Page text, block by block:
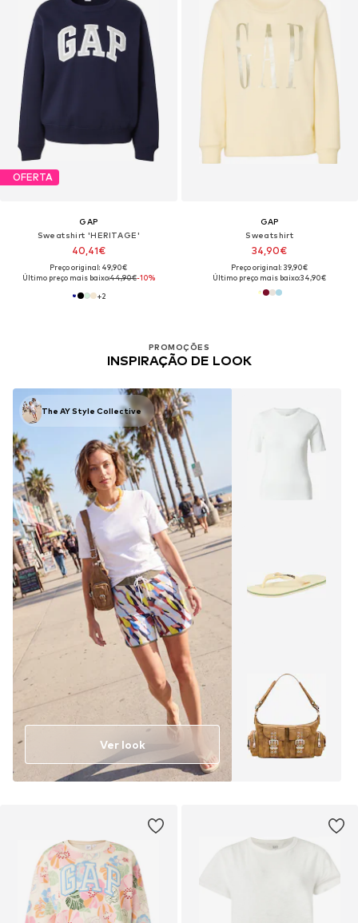
OFERTA
GAP
Sweatshirt 'HERITAGE'
40,41€
Preço original: 49,90€
Último preço mais baixo:44,90€-10%
+2
GAP
Sweatshirt
34,90€
Preço original: 39,90€
Último preço mais baixo:34,90€
PROMOÇÕES
INSPIRAÇÃO DE LOOK
The AY Style Collective
Ver look